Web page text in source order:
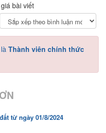
bài viết
Thành viên chính thức
từ ngày 01/8/2024